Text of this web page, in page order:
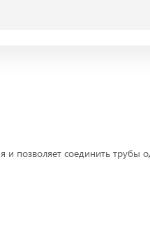
позволяет соединить трубы